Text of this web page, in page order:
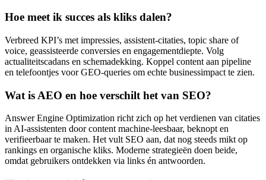
Hoe meet ik succes als kliks dalen?
Verbreed KPI’s met impressies, assistent‑citaties, topic share of
voice, geassisteerde conversies en engagementdiepte. Volg
actualiteitscadans en schemadekking. Koppel content aan pipeline
en telefoontjes voor GEO‑queries om echte businessimpact te zien.
Wat is AEO en hoe verschilt het van SEO?
Answer Engine Optimization richt zich op het verdienen van citaties
in AI‑assistenten door content machine‑leesbaar, beknopt en
verifieerbaar te maken. Het vult SEO aan, dat nog steeds mikt op
rankings en organische kliks. Moderne strategieën doen beide,
omdat gebruikers ontdekken via links én antwoorden.